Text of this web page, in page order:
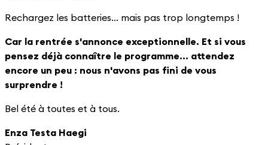
Rechargez les batteries... mais pas trop longtemps !
Car la rentrée s'annonce exceptionnelle. Et si vous
pensez déjà connaître le programme... attendez
encore un peu : nous n'avons pas fini de vous
surprendre !
Bel été à toutes et à tous.
Enza Testa Haegi